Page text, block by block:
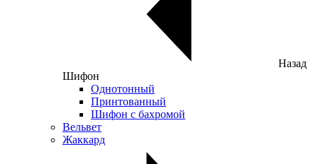
Назад
Шифон
Однотонный
Принтованный
Шифон с бахромой
Вельвет
Жаккард